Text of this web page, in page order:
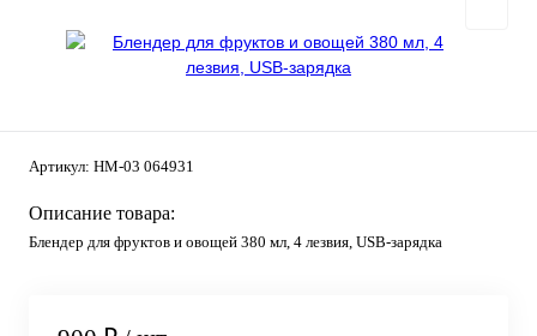
Артикул: HM-03 064931
Описание товара:
Блендер для фруктов и овощей 380 мл, 4 лезвия, USB-зарядка